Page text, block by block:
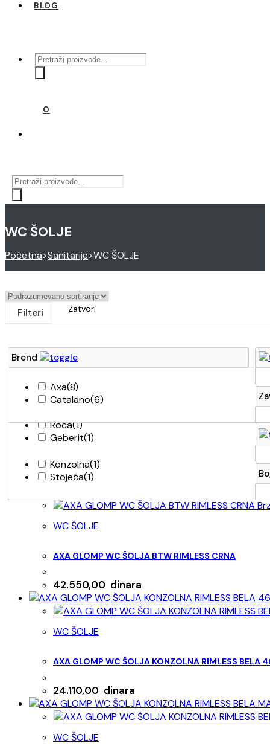
BLOG
Products
search
0
Products
search
WC ŠOLJE
Početna>Sanitarije>WC ŠOLJE
Filteri Zatvori
Brend
Axa(8)
Catalano(6)
Roca(1)
Geberit(1)
Minotti(4)
Protivkliznost
Montaža
Konzolna(1)
Stojeća(1)
Boja stakla
WC ŠOLJE
AXA GLOMP WC ŠOLJA BTW RIMLESS CRNA
42.550,00 dinara
WC ŠOLJE
AXA GLOMP WC ŠOLJA KONZOLNA RIMLESS BELA
24.110,00 dinara
WC ŠOLJE